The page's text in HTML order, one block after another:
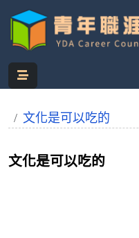
到
主
要
內
文化是可以吃的
文化是可以吃的